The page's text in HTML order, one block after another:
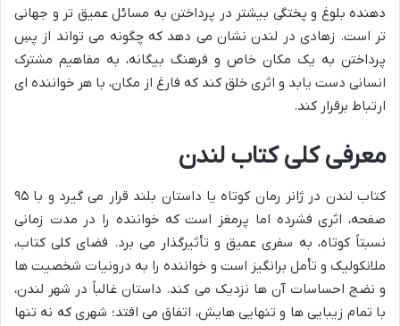
دهنده بلوغ و پختگی بیشتر در پرداختن به مسائل عمیق تر و جهانی
تر است. زهادی در لندن نشان می دهد که چگونه می تواند از پسِ
پرداختن به یک مکان خاص و فرهنگ بیگانه، به مفاهیم مشترک
انسانی دست یابد و اثری خلق کند که فارغ از مکان، با هر خواننده ای
ارتباط برقرار کند.
معرفی کلی کتاب لندن
کتاب لندن در ژانر رمان کوتاه یا داستان بلند قرار می گیرد و با ۹۵
صفحه، اثری فشرده اما پرمغز است که خواننده را در مدت زمانی
نسبتاً کوتاه، به سفری عمیق و تأثیرگذار می برد. فضای کلی کتاب،
ملانکولیک و تأمل برانگیز است و خواننده را به درونیات شخصیت ها
و نضج احساسات آن ها نزدیک می کند. داستان غالباً در شهر لندن،
با تمام زیبایی ها و تنهایی هایش، اتفاق می افتد؛ شهری که نه تنها